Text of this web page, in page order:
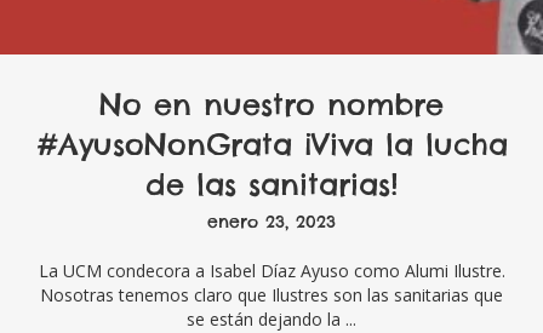
No en nuestro nombre
#AyusoNonGrata ¡Viva la lucha
de las sanitarias!
enero 23, 2023
La UCM condecora a Isabel Díaz Ayuso como Alumi Ilustre.
Nosotras tenemos claro que Ilustres son las sanitarias que
se están dejando la ...